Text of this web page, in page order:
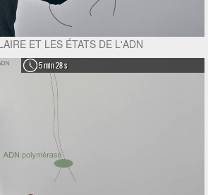
ET LES ÉTATS DE L'ADN
5 min 28 s